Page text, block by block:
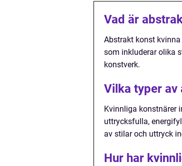
Vad är
Abstrakt konst
som inkluderar olika
konstverk.
Vilka typer av
Kvinnliga konstnärer
uttrycksfulla,
av stilar och uttryck
Hur har